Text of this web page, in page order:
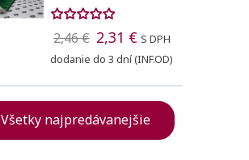
2,46 € 2,31 € S DPH
dodanie do 3 dní (INF.OD)
Všetky najpredávanejšie